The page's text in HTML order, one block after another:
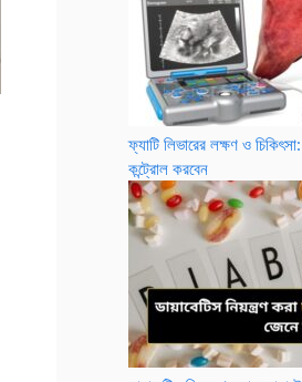
ফ্যাটি লিভারের লক্ষণ ও
কন্ট্রোল করবেন